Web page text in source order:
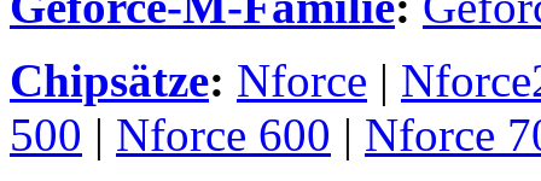
Chipsätze: Nforce |
500 | Nforce 600 | Nforce